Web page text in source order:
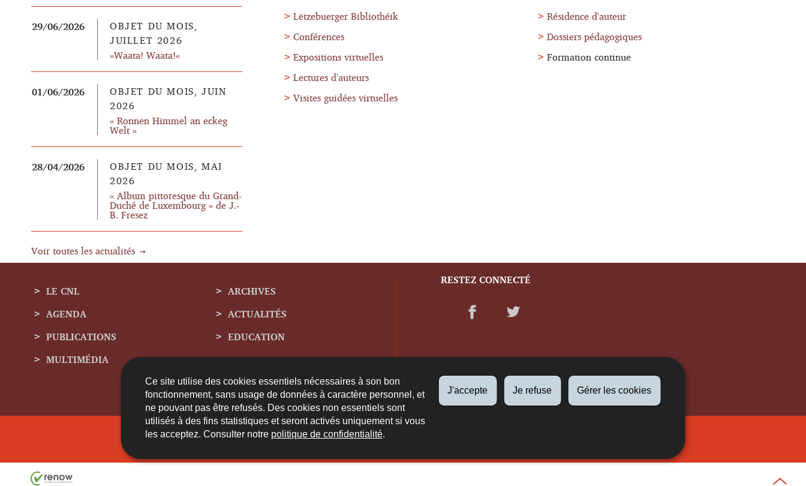
Ce site utilise des cookies essentiels nécessaires à son bon
fonctionnement, sans usage de données à caractère personnel, et
ne pouvant pas être refusés. Des cookies non essentiels sont
utilisés à des fins statistiques et seront activés uniquement si vous
les acceptez. Consulter notre politique de confidentialité.
J'accepte Je refuse Gérer les cookies
OBJET DU MOIS,
JUILLET 2026
»Waata! Waata!«
29/06/2026
OBJET DU MOIS, JUIN
2026
« Ronnen Himmel an eckeg
Welt »
01/06/2026
OBJET DU MOIS, MAI
2026
« Album pittoresque du Grand-
Duché de Luxembourg » de J.-
B. Fresez
28/04/2026
Voir toutes les actualités
Lëtzebuerger Bibliothéik
Conférences
Expositions virtuelles
Lectures d'auteurs
Visites guidées virtuelles
Résidence d'auteur
Dossiers pédagogiques
Formation continue
Menu
de
LE CNL
ARCHIVES
AGENDA
ACTUALITÉS
PUBLICATIONS
EDUCATION
MULTIMÉDIA
RESTEZ CONNECTÉ
Contact A propos du site Plan du site
Haut